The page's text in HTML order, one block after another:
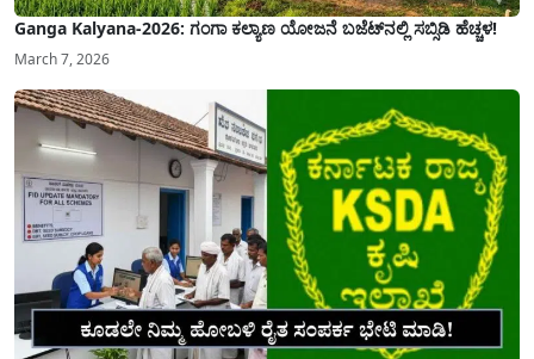
Ganga Kalyana-2026: ಗಂಗಾ ಕಲ್ಯಾಣ ಯೋಜನೆ ಬಜೆಟ್‌ನಲ್ಲಿ ಸಬ್ಸಿಡಿ ಹೆಚ್ಚಳ!
March 7, 2026